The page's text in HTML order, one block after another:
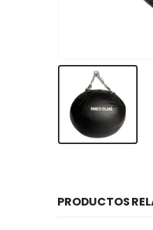
PRODUCTOS